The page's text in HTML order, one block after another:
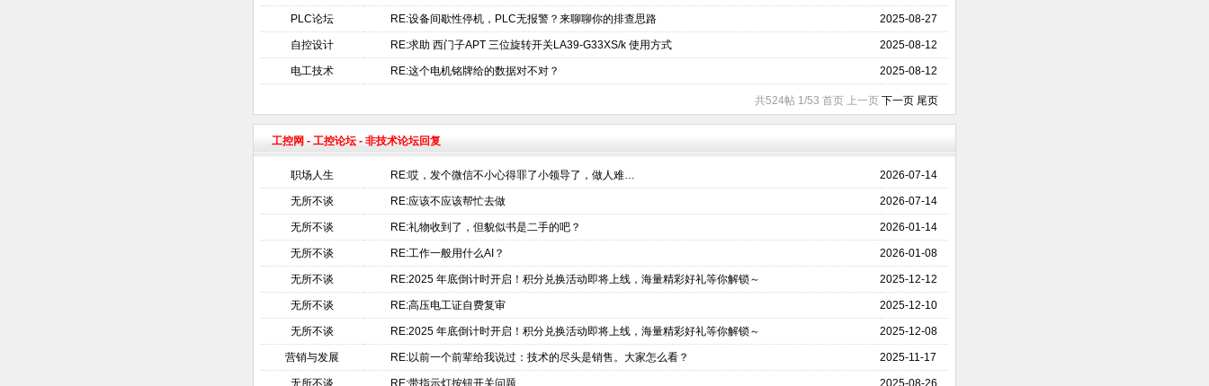
PLC论坛 RE:设备间歇性停机，PLC无报警？来聊聊你的排查思路 2025-08-27
自控设计 RE:求助 西门子APT 三位旋转开关LA39-G33XS/k 使用方式 2025-08-12
电工技术 RE:这个电机铭牌给的数据对不对？ 2025-08-12
共524帖 1/53 首页 上一页 下一页 尾页
工控网 - 工控论坛- 非技术论坛回复
职场人生 RE:哎，发个微信不小心得罪了小领导了，做人难… 2026-07-14
无所不谈 RE:应该不应该帮忙去做 2026-07-14
无所不谈 RE:礼物收到了，但貌似书是二手的吧？ 2026-01-14
无所不谈 RE:工作一般用什么AI？ 2026-01-08
无所不谈 RE:2025 年底倒计时开启！积分兑换活动即将上线，海量精彩好礼等你解锁～ 2025-12-12
无所不谈 RE:高压电工证自费复审 2025-12-10
无所不谈 RE:2025 年底倒计时开启！积分兑换活动即将上线，海量精彩好礼等你解锁～ 2025-12-08
营销与发展 RE:以前一个前辈给我说过：技术的尽头是销售。大家怎么看？ 2025-11-17
无所不谈 RE:带指示灯按钮开关问题 2025-08-26